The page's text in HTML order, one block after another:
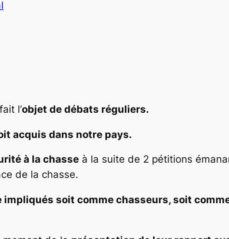
l’objet de débats réguliers.
acquis dans notre pays.
à la chasse à la suite de 2 pétitions
de la chasse.
impliqués soit comme chasseurs, soit